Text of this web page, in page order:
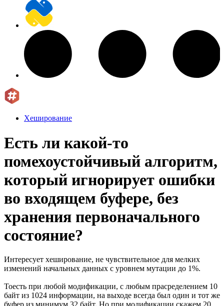
Хеширование
Есть ли какой-то
помехоустойчивый алгоритм,
который игнорирует ошибки
во входящем буфере, без
хранения первоначального
состояние?
Интересует хеширование, не чувствительное для мелких
изменений начальных данных с уровнем мутации до 1%.
Тоесть при любой модификации, с любым прасределением 10
байт из 1024 информации, на выходе всегда был один и тот же
буфер из минимум 32 байт. Но при модификации скажем 20